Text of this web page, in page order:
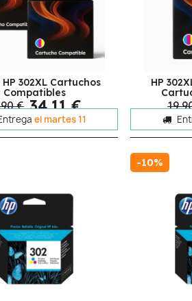
HP 302XL Cartuchos
Compatibles
€ 34,11 €
el martes 11
HP
-10%